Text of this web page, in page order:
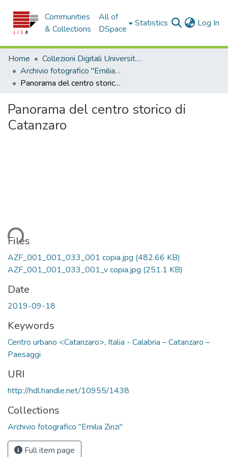
Communities
& Collections
All of
DSpace
Statistics Log In
Home
Collezioni Digitali Università della Calabria
Archivio fotografico "Emilia Zinzi"
Panorama del centro storico di Catanzaro
Panorama del centro storico di
Catanzaro
Files
AZF_001_001_033_001 copia.jpg (482.66 KB)
AZF_001_001_033_001_v copia.jpg (251.1 KB)
Date
2019-09-18
Keywords
Centro urbano <Catanzaro>, Italia - Calabria – Catanzaro –
Paesaggi
URI
http://hdl.handle.net/10955/1438
Collections
Archivio fotografico "Emilia Zinzi"
Full item page